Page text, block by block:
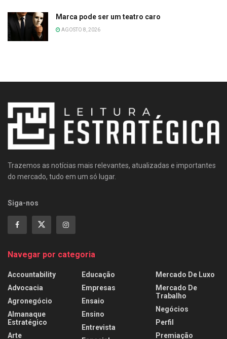
Marca pode ser um teatro caro
AGOSTO 8, 2026
Trazemos as notícias mais relevantes, atualizadas e importantes
do mercado, tudo em um só lugar.
Siga-nos
Navegar por categoria
Accountability
Advocacia
Agronegócio
Almanaque
Estratégico
Arte
Educação
Empresas
Ensaio
Ensino
Entrevista
Mercado De Luxo
Mercado De
Trabalho
Negócios
Perfil
Premiação